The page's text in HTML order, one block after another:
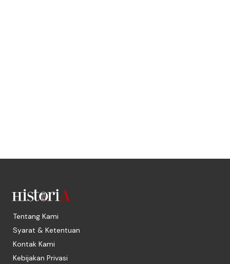
Tentang Kami
Syarat & Ketentuan
Kontak Kami
Kebijakan Privasi